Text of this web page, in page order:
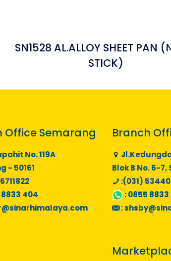
SN1528 AL.ALLOY SHEET PAN
STICK)
Office Semarang
No. 119A
- 50161
404
Branch
Blok B No. 6-
:(031)
:0855
: